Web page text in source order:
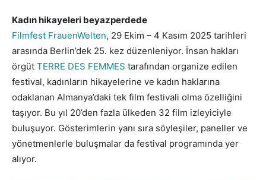
Kadın hikayeleri beyazperdede
Filmfest FrauenWelten, 29 Ekim – 4 Kasım 2025 tarihleri
arasında Berlin’dek 25. kez düzenleniyor. İnsan hakları
örgüt TERRE DES FEMMES tarafından organize edilen
festival, kadınların hikayelerine ve kadın haklarına
odaklanan Almanya’daki tek film festivali olma özelliğini
taşıyor. Bu yıl 20’den fazla ülkeden 32 film izleyiciyle
buluşuyor. Gösterimlerin yanı sıra söyleşiler, paneller ve
yönetmenlerle buluşmalar da festival programında yer
alıyor.